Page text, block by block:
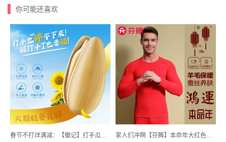
你可能还喜欢
春节不打烊满减：【徽记】打手瓜子220g*2袋
家人们冲啊【芬腾】本命年大红色保暖内衣男士套装